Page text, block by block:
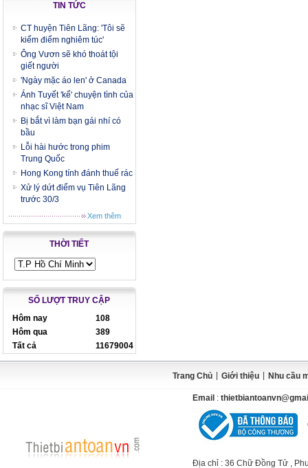
TIN TỨC
CT huyện Tiên Lãng: 'Tôi sẽ
kiểm điểm nghiêm túc'
Ông Vươn sẽ khó thoát tội
giết người
'Ngày mặc áo len' ở Canada
Ánh Tuyết 'kể' chuyện tình của
nhạc sĩ Việt Nam
Bị bắt vì làm bạn gái nhí có
bầu
Lỗi hài hước trong phim
Trung Quốc
Hong Kong tính đánh thuế rác
Xử lý dứt điểm vụ Tiên Lãng
trước 30/3
Xem thêm
THỜI TIẾT
SỐ LƯỢT TRUY CẬP
Hôm nay
108
Hôm qua
389
Tất cả
11679004
Trang Chủ Giới thiệu Nhu cầu
Email :
Địa chỉ : 36 Chữ Đồng Tử ,